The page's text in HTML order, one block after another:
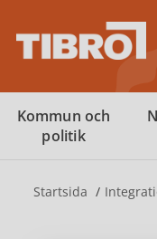
Kommun och
politik
Startsida